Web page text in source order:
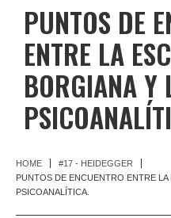
PUNTOS DE
ENTRE LA
BORGIANA Y
HOME
#17 - HEIDEGGER
PUNTOS DE ENCUENTRO ENTRE
PSICOANALÍTICA.